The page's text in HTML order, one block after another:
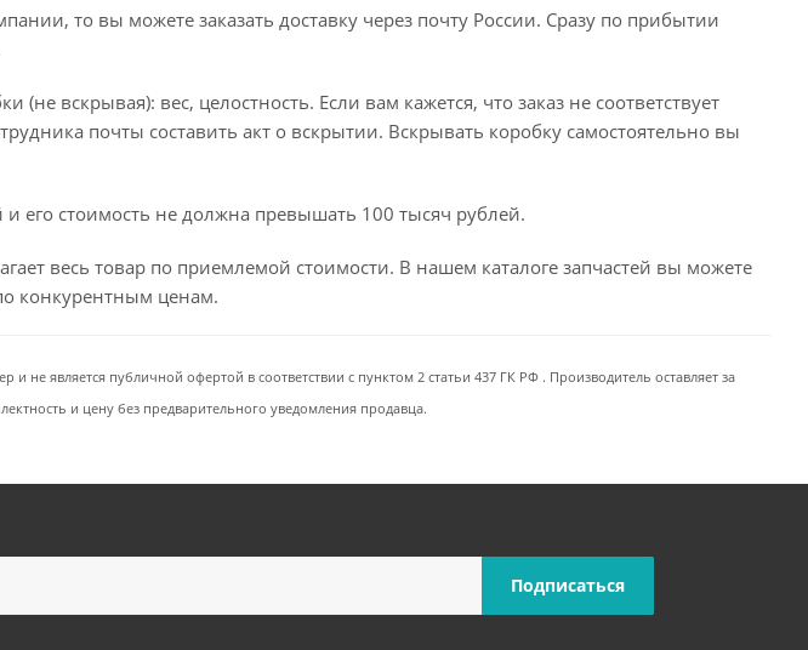
то вы можете заказать доставку через почту России. Сразу по прибытии
вскрывая): вес, целостность. Если вам кажется, что заказ не соответствует
почты составить акт о вскрытии. Вскрывать коробку самостоятельно вы
его стоимость не должна превышать 100 тысяч рублей.
весь товар по приемлемой стоимости. В нашем каталоге запчастей вы можете
конкурентным ценам.
не является публичной офертой в соответствии с пунктом 2 статьи 437 ГК РФ . Производитель оставляет за
и цену без предварительного уведомления продавца.